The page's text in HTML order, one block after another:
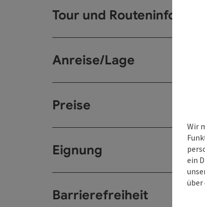
Tour und
Anreise/Lage
Preise
Eignung
Barrierefreiheit
Wir
ein
über